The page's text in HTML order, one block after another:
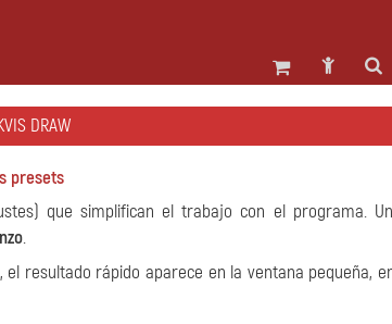
DRAW
presets
que simplifican el trabajo con el programa.
.
resultado rápido aparece en la ventana pequeña,